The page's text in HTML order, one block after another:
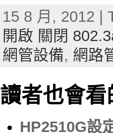
15 8 月, 2012 |
開啟 關閉
網管設備, 網路
讀者也會
HP2510G設